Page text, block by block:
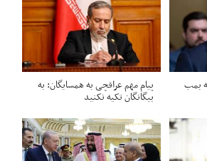
بمب پیام مهم عراقچی به همسایگان: به
بیگانگان تکیه نکنید